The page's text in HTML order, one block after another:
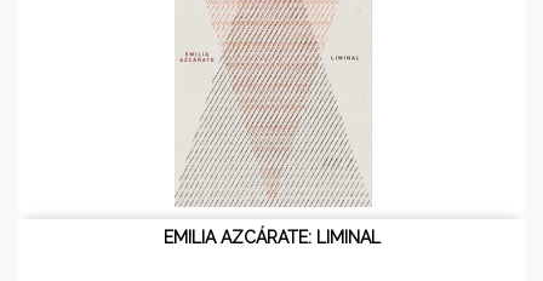
EMILIA AZCÁRATE: LIMINAL